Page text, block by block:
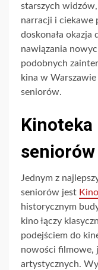
starszych
narracji i ciekawe
doskonała okazja
nawiązania
podobnych
kina w
seniorów.
Kinoteka
Jednym z
seniorów jest
historycznym
kino łączy
podejściem do
nowości filmowe,
artystycznych.